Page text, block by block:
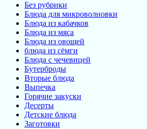
Без рубрики
Блюда для микроволновки
Блюда из кабачков
Блюда из мяса
Блюда из овощей
блюда из сёмги
Блюда с чечевицей
Бутерброды
Вторые блюда
Выпечка
Горячие закуски
Десерты
Детские блюда
Заготовки